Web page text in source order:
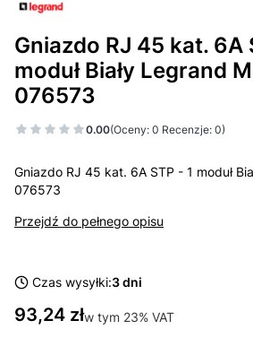
Gniazdo RJ 45 kat. 6A
moduł Biały Legrand
076573
0.00(Oceny: 0 Recenzje: 0)
Gniazdo RJ 45 kat. 6A STP - 1 moduł
076573
Przejdź do pełnego opisu
Czas wysyłki:3 dni
Cena
93,24 złw tym 23% VAT
w tym 23% VAT